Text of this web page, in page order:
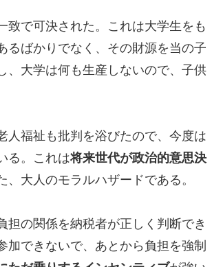
致で可決された。これは大学生をも
るばかりでなく、その財源を当の子
、大学は何も生産しないので、子供
人福祉も批判を浴びたので、今度は
る。これは将来世代が政治的意思決
大人のモラルハザードである。
の関係を納税者が正しく判断でき
できないで、あとから負担を強制